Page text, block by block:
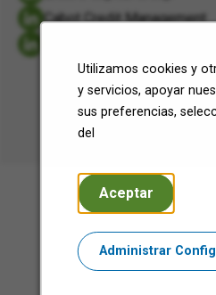
Utilizamos cookies y
y servicios, apoyar
sus preferencias,
del
Aceptar
Administrar
Cabot Credit Management
©2026 Encore
Todos los